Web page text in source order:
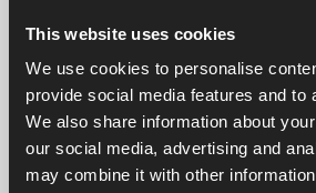
This website uses cookies
We use cookies to personalise
provide social media features and to
We also share information about
our social media, advertising and
may combine it with other
Slangnippel i mässing. Monteras i
skarvkopplingar med Ø 8 mm